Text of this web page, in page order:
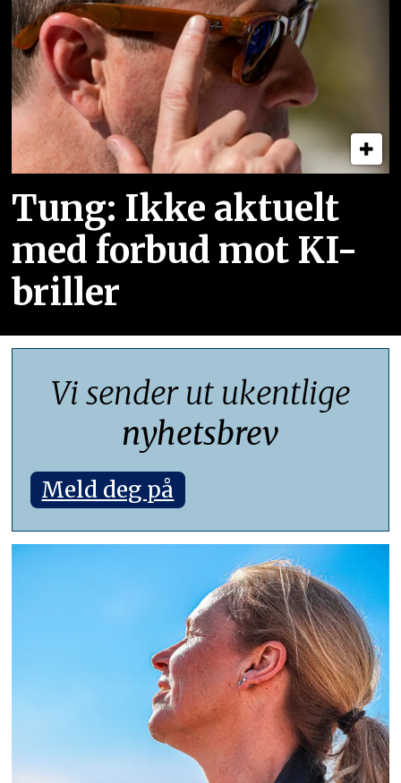
Tung: Ikke aktuelt
med forbud mot KI-
briller
Vi sender ut ukentlige
nyhetsbrev
Meld deg på